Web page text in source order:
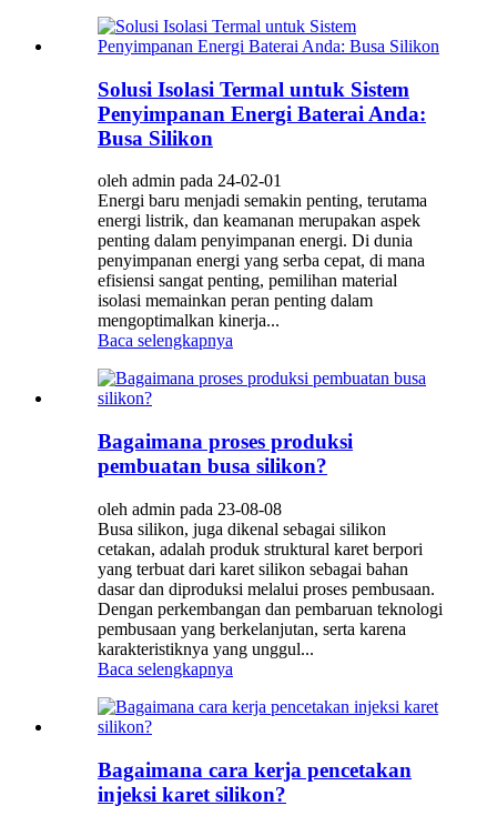
Solusi Isolasi Termal untuk Sistem
Penyimpanan Energi Baterai Anda:
Busa Silikon
oleh admin pada 24-02-01
Energi baru menjadi semakin penting, terutama
energi listrik, dan keamanan merupakan aspek
penting dalam penyimpanan energi. Di dunia
penyimpanan energi yang serba cepat, di mana
efisiensi sangat penting, pemilihan material
isolasi memainkan peran penting dalam
mengoptimalkan kinerja...
Baca selengkapnya
Bagaimana proses produksi
pembuatan busa silikon?
oleh admin pada 23-08-08
Busa silikon, juga dikenal sebagai silikon
cetakan, adalah produk struktural karet berpori
yang terbuat dari karet silikon sebagai bahan
dasar dan diproduksi melalui proses pembusaan.
Dengan perkembangan dan pembaruan teknologi
pembusaan yang berkelanjutan, serta karena
karakteristiknya yang unggul...
Baca selengkapnya
Bagaimana cara kerja pencetakan
injeksi karet silikon?